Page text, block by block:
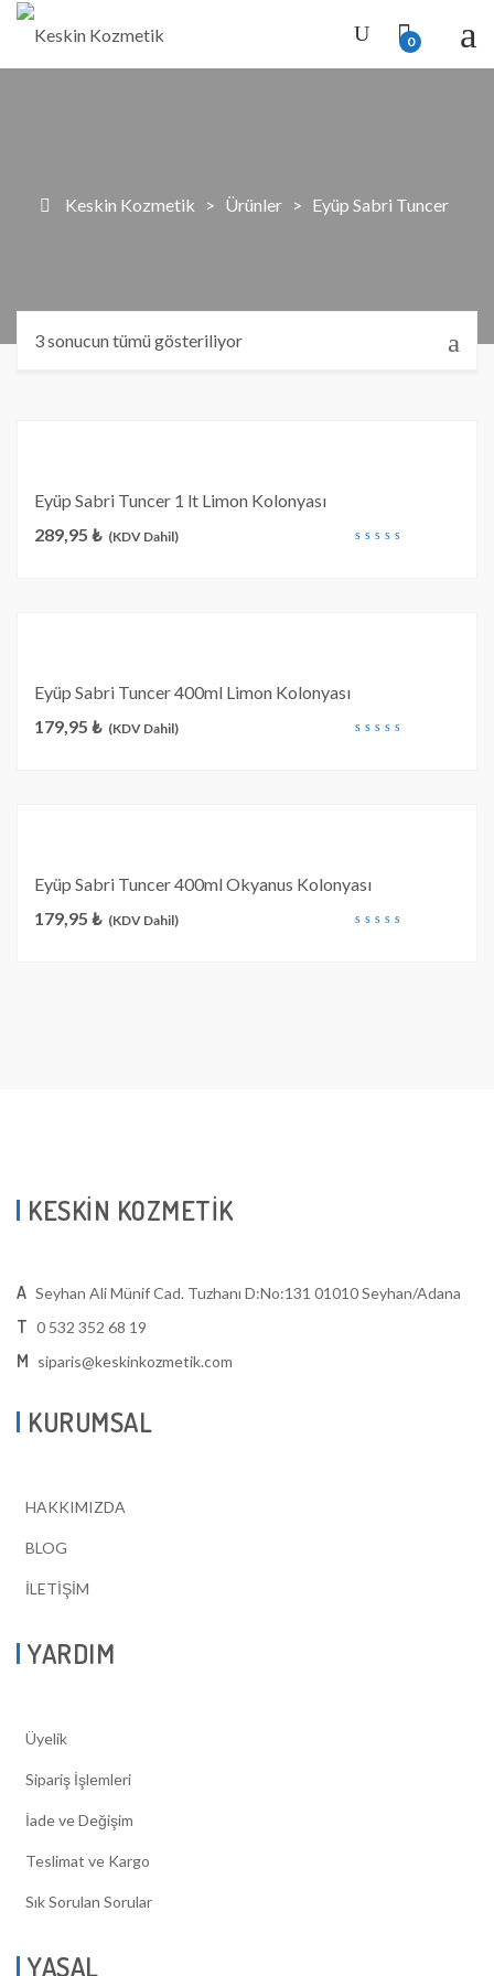
0
Keskin Kozmetik > Ürünler > Eyüp Sabri Tuncer
3 sonucun tümü gösteriliyor
Eyüp Sabri Tuncer 1 lt Limon Kolonyası
289,95 ₺ (KDV Dahil)
Eyüp Sabri Tuncer 400ml Limon Kolonyası
179,95 ₺ (KDV Dahil)
Eyüp Sabri Tuncer 400ml Okyanus Kolonyası
179,95 ₺ (KDV Dahil)
KESKİN KOZMETİK
A Seyhan Ali Münif Cad. Tuzhanı D:No:131 01010 Seyhan/Adana
T 0 532 352 68 19
M siparis@keskinkozmetik.com
KURUMSAL
HAKKIMIZDA
BLOG
İLETİŞİM
YARDIM
Üyelik
Sipariş İşlemleri
İade ve Değişim
Teslimat ve Kargo
Sık Sorulan Sorular
YASAL